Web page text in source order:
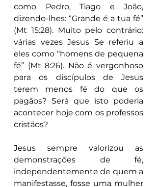
como Pedro, Tiago e João,
dizendo-lhes: “Grande é a tua fé”
(Mt 15:28). Muito pelo contrário:
várias vezes Jesus Se referiu a
eles como “homens de pequena
fé” (Mt 8:26). Não é vergonhoso
para os discípulos de Jesus
terem menos fé do que os
pagãos? Será que isto poderia
acontecer hoje com os professos
cristãos?
Jesus sempre valorizou as
demonstrações de fé,
independentemente de quem a
manifestasse, fosse uma mulher